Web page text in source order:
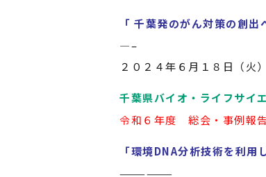
「 千葉発のがん対策の創出
—–
２０２４年６月１８日（火）
千葉県バイオ・ライフサイ
令和６年度 総会・事例報
「環境DNA分析技術を利用
——————